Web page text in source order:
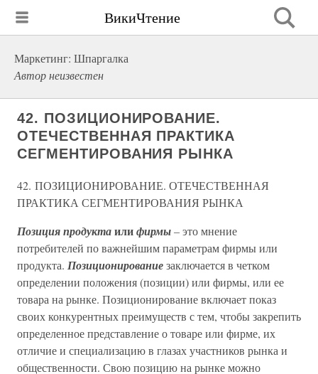
ВикиЧтение
Маркетинг: Шпаргалка
Автор неизвестен
42. ПОЗИЦИОНИРОВАНИЕ.
ОТЕЧЕСТВЕННАЯ ПРАКТИКА
СЕГМЕНТИРОВАНИЯ РЫНКА
42. ПОЗИЦИОНИРОВАНИЕ. ОТЕЧЕСТВЕННАЯ
ПРАКТИКА СЕГМЕНТИРОВАНИЯ РЫНКА
Позиция продуктаилифирмы–это мнение
потребителей по важнейшим параметрам фирмы или
продукта. Позиционированиезаключается в четком
определении положения (позиции) или фирмы, или ее
товара на рынке. Позиционирование включает показ
своих конкурентных преимуществ с тем, чтобы закрепить
определенное представление о товаре или фирме, их
отличие и специализацию в глазах участников рынка и
общественности. Свою позицию на рынке можно